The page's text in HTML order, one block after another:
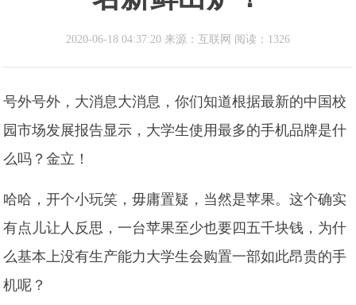
2020-06-18 04:37:20 来源：互联网 阅读：1326
号外号外，大消息大消息，你们知道根据最新的中国校
园市场发展报告显示，大学生使用最多的手机品牌是什
么吗？金立！
哈哈，开个小玩笑，毋庸置疑，当然是苹果。这个确实
有点儿让人反思，一台苹果至少也要四五千块钱，为什
么基本上没有生产能力大学生会购置一部如此昂贵的手
机呢？